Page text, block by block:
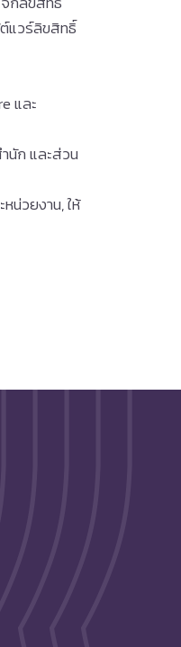
แวร์ลิขสิทธิ์
และ
นัก และส่วน
น่วยงาน, ให้